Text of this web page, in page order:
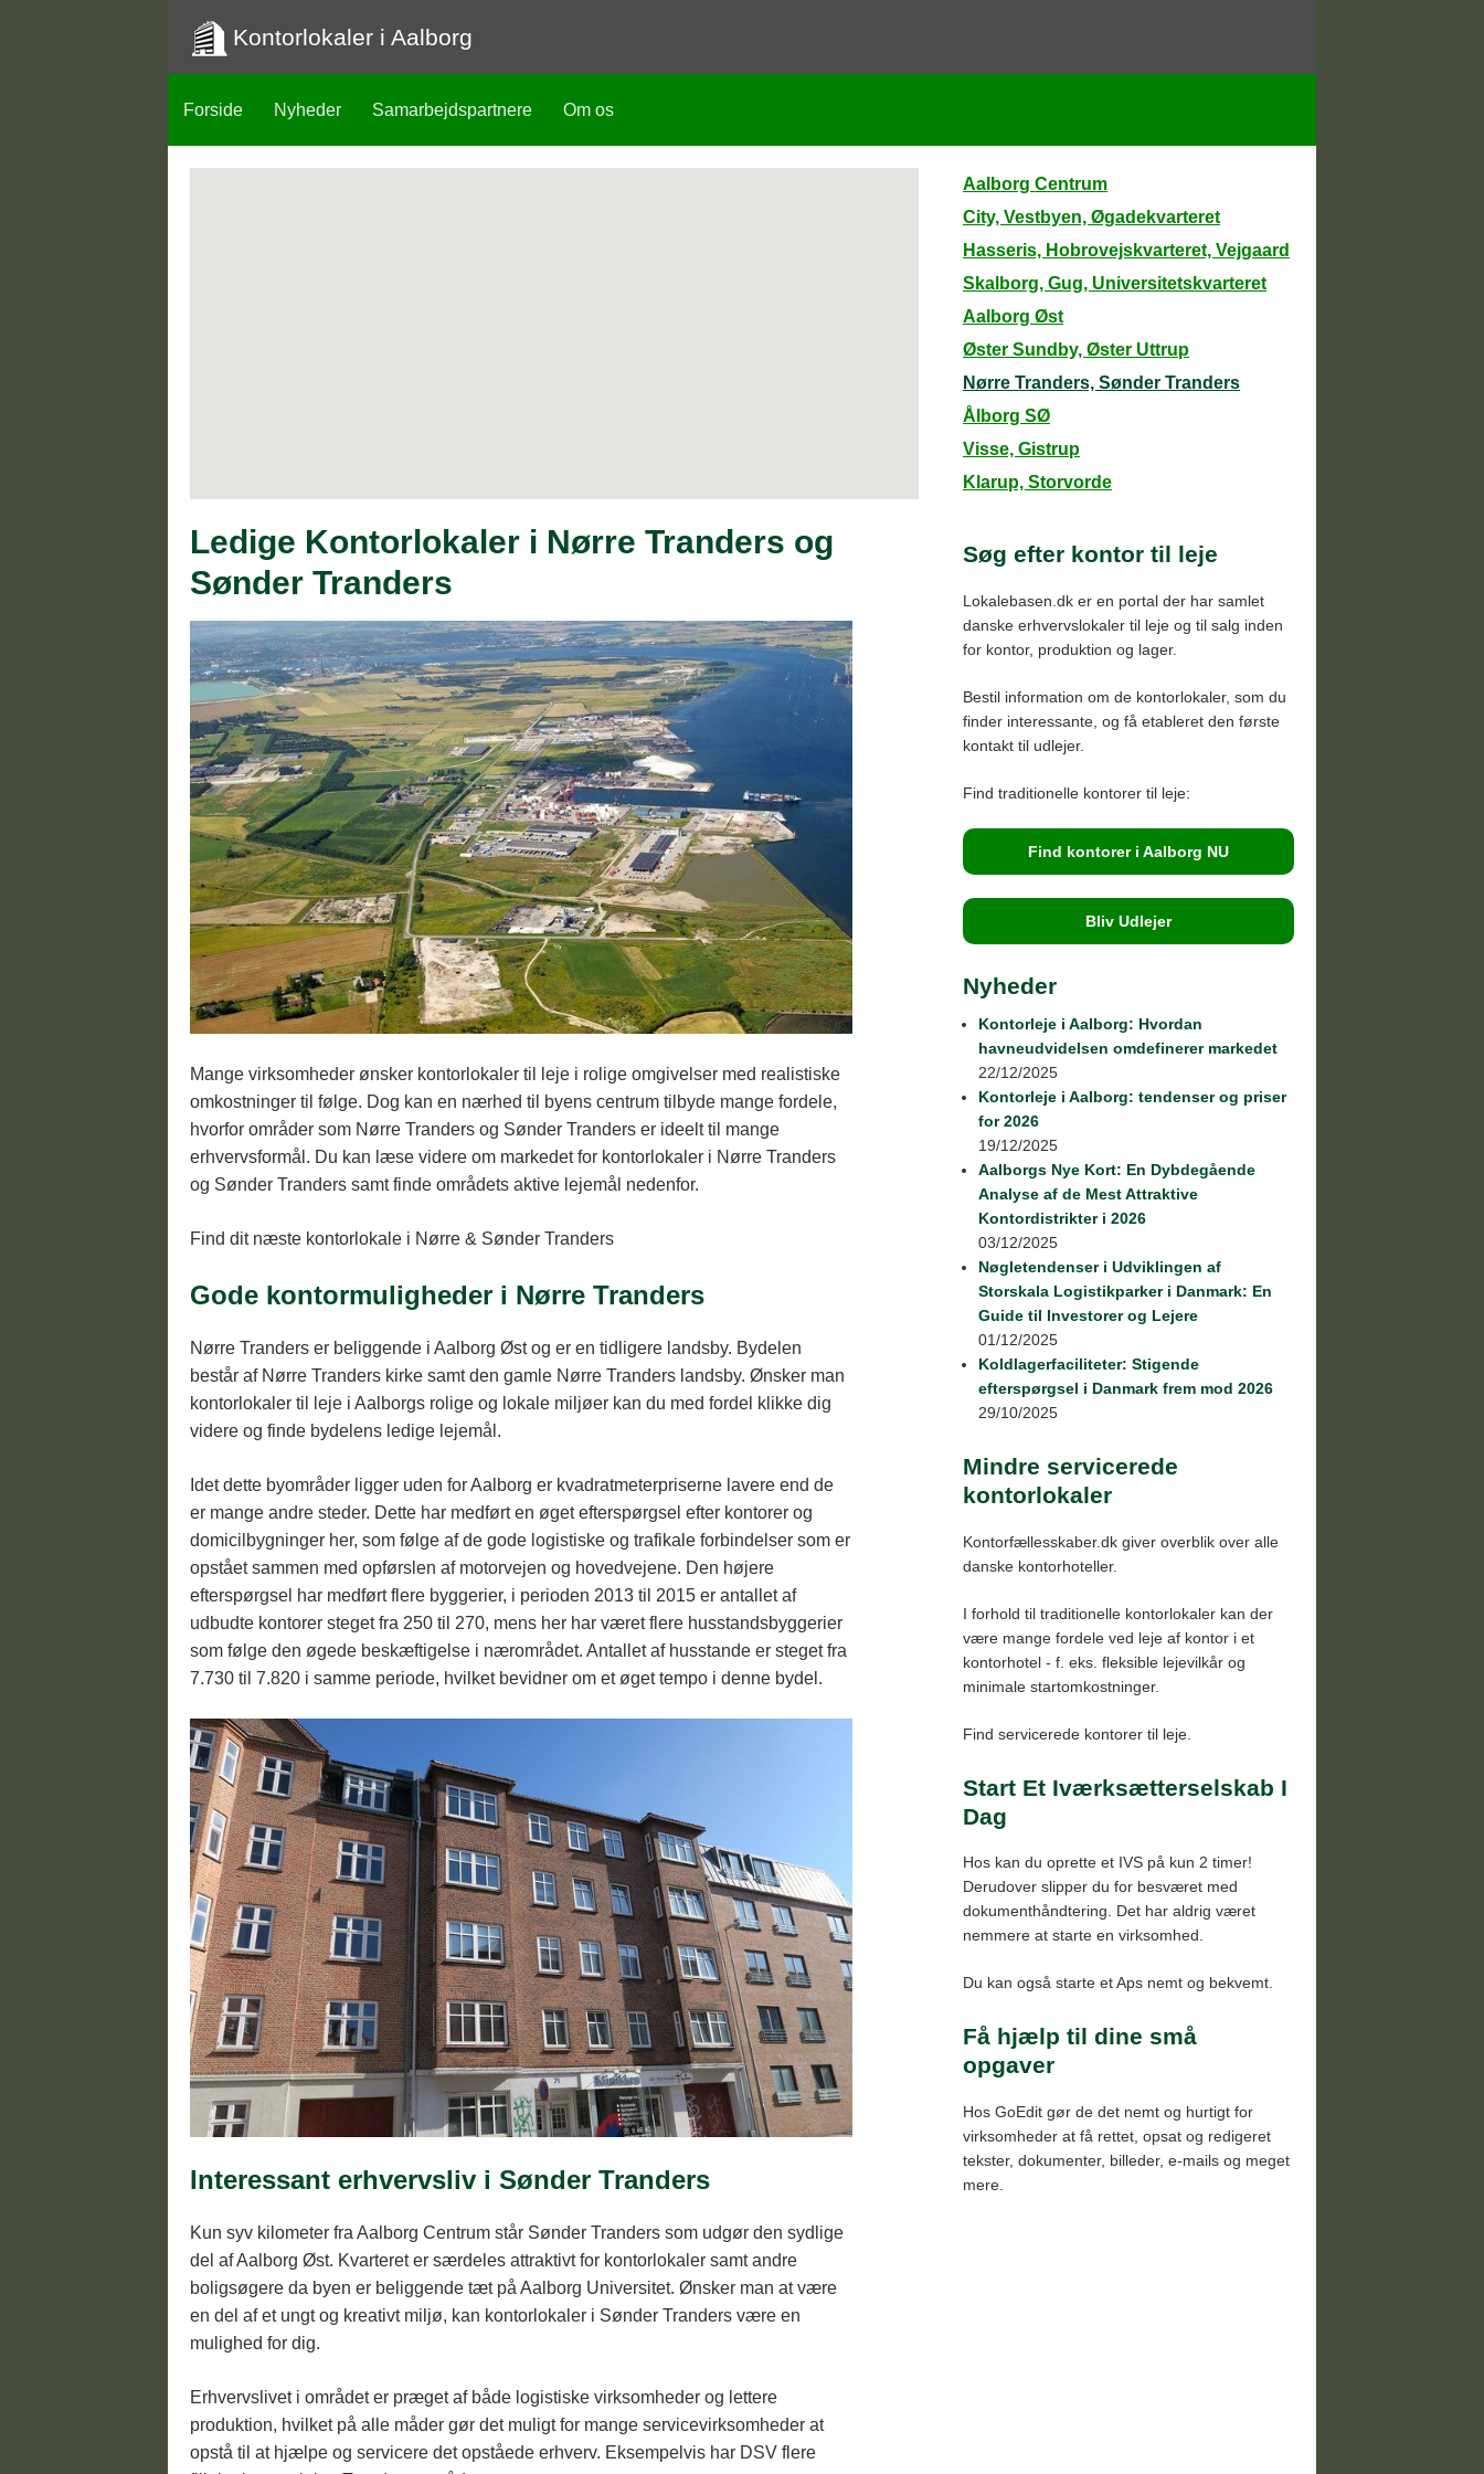
Kontorlokaler i Aalborg
Forside Nyheder Samarbejdspartnere Om os
Aalborg Centrum
City, Vestbyen, Øgadekvarteret
Hasseris, Hobrovejskvarteret, Vejgaard
Skalborg, Gug, Universitetskvarteret
Aalborg Øst
Øster Sundby, Øster Uttrup
Nørre Tranders, Sønder Tranders
Ålborg SØ
Visse, Gistrup
Klarup, Storvorde
Centrum, Lindholm
Nibe, Svenstrup, Støvring
Aabybro, Pandrup, Brovst
Dronninglund, Vodskov, Vester
Hassing
Ledige Kontorlokaler i Nørre Tranders og
Sønder Tranders
Mange virksomheder ønsker kontorlokaler til leje i rolige omgivelser med realistiske
omkostninger til følge. Dog kan en nærhed til byens centrum tilbyde mange fordele,
hvorfor områder som Nørre Tranders og Sønder Tranders er ideelt til mange
erhvervsformål. Du kan læse videre om markedet for kontorlokaler i Nørre Tranders
og Sønder Tranders samt finde områdets aktive lejemål nedenfor.
Find dit næste kontorlokale i Nørre & Sønder Tranders
Gode kontormuligheder i Nørre Tranders
Nørre Tranders er beliggende i Aalborg Øst og er en tidligere landsby. Bydelen
består af Nørre Tranders kirke samt den gamle Nørre Tranders landsby. Ønsker man
kontorlokaler til leje i Aalborgs rolige og lokale miljøer kan du med fordel klikke dig
videre og finde bydelens ledige lejemål.
Idet dette byområder ligger uden for Aalborg er kvadratmeterpriserne lavere end de
er mange andre steder. Dette har medført en øget efterspørgsel efter kontorer og
domicilbygninger her, som følge af de gode logistiske og trafikale forbindelser som er
opstået sammen med opførslen af motorvejen og hovedvejene. Den højere
efterspørgsel har medført flere byggerier, i perioden 2013 til 2015 er antallet af
udbudte kontorer steget fra 250 til 270, mens her har været flere husstandsbyggerier
som følge den øgede beskæftigelse i nærområdet. Antallet af husstande er steget fra
7.730 til 7.820 i samme periode, hvilket bevidner om et øget tempo i denne bydel.
Interessant erhvervsliv i Sønder Tranders
Kun syv kilometer fra Aalborg Centrum står Sønder Tranders som udgør den sydlige
del af Aalborg Øst. Kvarteret er særdeles attraktivt for kontorlokaler samt andre
boligsøgere da byen er beliggende tæt på Aalborg Universitet. Ønsker man at være
en del af et ungt og kreativt miljø, kan kontorlokaler i Sønder Tranders være en
mulighed for dig.
Erhvervslivet i området er præget af både logistiske virksomheder og lettere
produktion, hvilket på alle måder gør det muligt for mange servicevirksomheder at
opstå til at hjælpe og servicere det opståede erhverv. Eksempelvis har DSV flere
Søg efter kontor til leje
Lokalebasen.dk er en portal der har samlet
danske erhvervslokaler til leje og til salg inden
for kontor, produktion og lager.
Bestil information om de kontorlokaler, som du
finder interessante, og få etableret den første
kontakt til udlejer.
Find traditionelle kontorer til leje:
Find kontorer i Aalborg NU
Bliv Udlejer
Nyheder
Kontorleje i Aalborg: Hvordan
havneudvidelsen omdefinerer markedet
22/12/2025
Kontorleje i Aalborg: tendenser og priser
for 2026
19/12/2025
Aalborgs Nye Kort: En Dybdegående
Analyse af de Mest Attraktive
Kontordistrikter i 2026
03/12/2025
Nøgletendenser i Udviklingen af
Storskala Logistikparker i Danmark: En
Guide til Investorer og Lejere
01/12/2025
Koldlagerfaciliteter: Stigende
efterspørgsel i Danmark frem mod 2026
29/10/2025
Mindre servicerede
kontorlokaler
Kontorfællesskaber.dk giver overblik over alle
danske kontorhoteller.
I forhold til traditionelle kontorlokaler kan der
være mange fordele ved leje af kontor i et
kontorhotel - f. eks. fleksible lejevilkår og
minimale startomkostninger.
Find servicerede kontorer til leje.
Start Et Iværksætterselskab I
Dag
Hos kan du oprette et IVS på kun 2 timer!
Derudover slipper du for besværet med
dokumenthåndtering. Det har aldrig været
nemmere at starte en virksomhed.
Du kan også starte et Aps nemt og bekvemt.
Få hjælp til dine små
opgaver
Hos GoEdit gør de det nemt og hurtigt for
virksomheder at få rettet, opsat og redigeret
tekster, dokumenter, billeder, e-mails og meget
mere.